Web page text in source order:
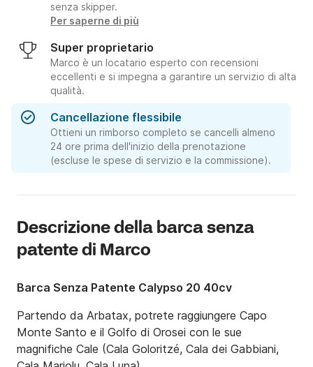
senza skipper.
Per saperne di più
Super proprietario
Marco è un locatario esperto con recensioni
eccellenti e si impegna a garantire un servizio di alta
qualità.
Cancellazione flessibile
Ottieni un rimborso completo se cancelli almeno
24 ore prima dell'inizio della prenotazione
(escluse le spese di servizio e la commissione).
Descrizione della barca senza
patente di Marco
Barca Senza Patente Calypso 20 40cv
Partendo da Arbatax, potrete raggiungere Capo
Monte Santo e il Golfo di Orosei con le sue
magnifiche Cale (Cala Goloritzé, Cala dei Gabbiani,